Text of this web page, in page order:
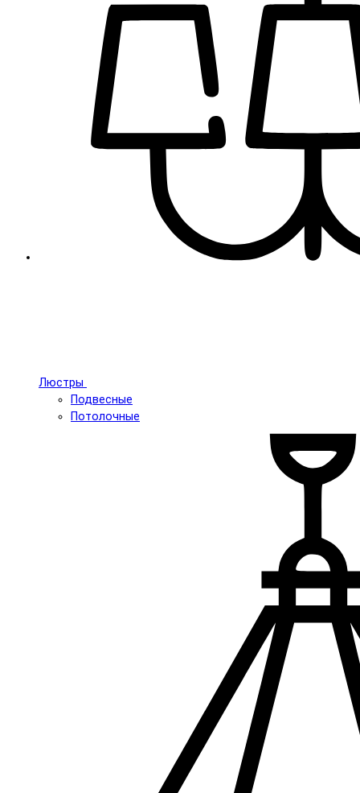
Люстры
Подвесные
Потолочные